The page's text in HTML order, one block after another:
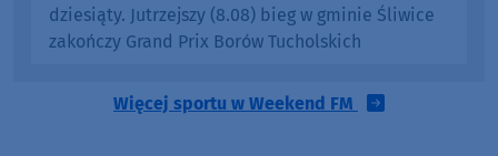
dziesiąty. Jutrzejszy (8.08) bieg w gminie Śliwice
zakończy Grand Prix Borów Tucholskich
Więcej sportu w Weekend FM